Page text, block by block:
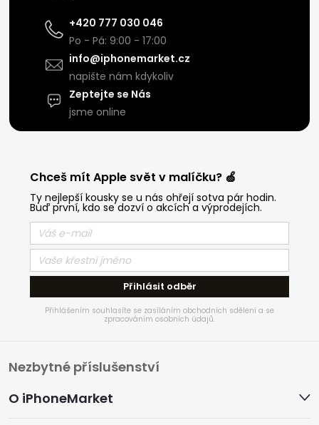
+420 777 030 046
Po - Pá: 9:00 - 17:00
info@iphonemarket.cz
napište nám kdykoliv
Zeptejte se Nás
jsme online
Chceš mít Apple svět v malíčku? 🍏
Ty nejlepší kousky se u nás ohřejí sotva pár hodin.
Buď první, kdo se dozví o akcích a výprodejích.
Přihlásit odběr
Přihlášením souhlasíte se zasíláním obchodních sdělení a se
zpracováním osobních údajů.
Z
áO iPhoneMarket
Nezbytné příslušenství